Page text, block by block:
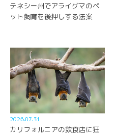
テネシー州でアライグマのペ
ット飼育を後押しする法案
2026.07.31
カリフォルニアの飲食店に狂